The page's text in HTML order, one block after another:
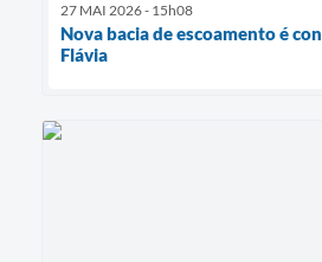
27 MAI 2026 - 15h08
Nova bacia de escoamento é
Flávia